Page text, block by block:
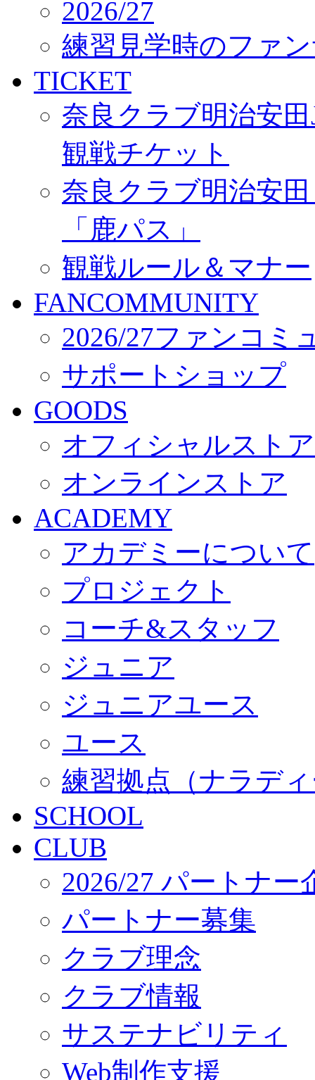
2026/27
練習見学時のファ
TICKET
奈良クラブ明治安
観戦チケット
奈良クラブ明治安
「鹿パス」
観戦ルール＆マナー
FANCOMMUNITY
2026/27ファンコミ
サポートショップ
GOODS
オフィシャルスト
オンラインストア
ACADEMY
アカデミーについて
プロジェクト
コーチ&スタッフ
ジュニア
ジュニアユース
ユース
練習拠点（ナラデ
SCHOOL
CLUB
2026/27 パートナー
パートナー募集
クラブ理念
クラブ情報
サステナビリティ
Web制作支援